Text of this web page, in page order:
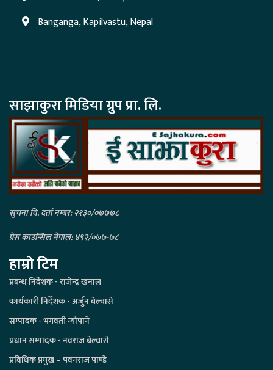
Banganga, Kapilvastu, Nepal
साझाकुरा मिडिया ग्रुप प्रा. लि.
सुचना वि. दर्ता नम्बर: २१३०/०७७७८
प्रेस काउन्सिल नेपाल: ४९२/०७७-७८
हाम्रो टिम
प्रबन्ध निर्देशक - राजेन्द्र खनाल
कार्यकारी निर्देशक - अर्जुन बेल्वासे
सम्पादक - भगवती न्यौपाने
प्रधान सम्पादक - नवराज बेल्वासे
प्रविधिक प्रमुख – पवनराज पाण्डे